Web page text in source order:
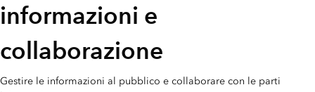
informazioni e
collaborazione
Gestire le informazioni al pubblico e collaborare con le parti